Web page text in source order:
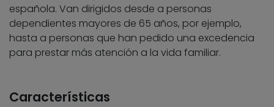
española. Van dirigidos desde a personas
dependientes mayores de 65 años, por ejemplo,
hasta a personas que han pedido una excedencia
para prestar más atención a la vida familiar.
Características